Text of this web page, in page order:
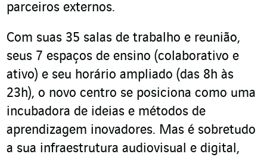
parceiros externos.
Com suas 35 salas de trabalho e reunião,
seus 7 espaços de ensino (colaborativo e
ativo) e seu horário ampliado (das 8h às
23h), o novo centro se posiciona como uma
incubadora de ideias e métodos de
aprendizagem inovadores. Mas é sobretudo
a sua infraestrutura audiovisual e digital,